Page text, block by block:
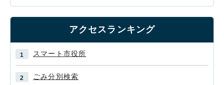
アクセスランキング
スマート市役所
ごみ分別検索